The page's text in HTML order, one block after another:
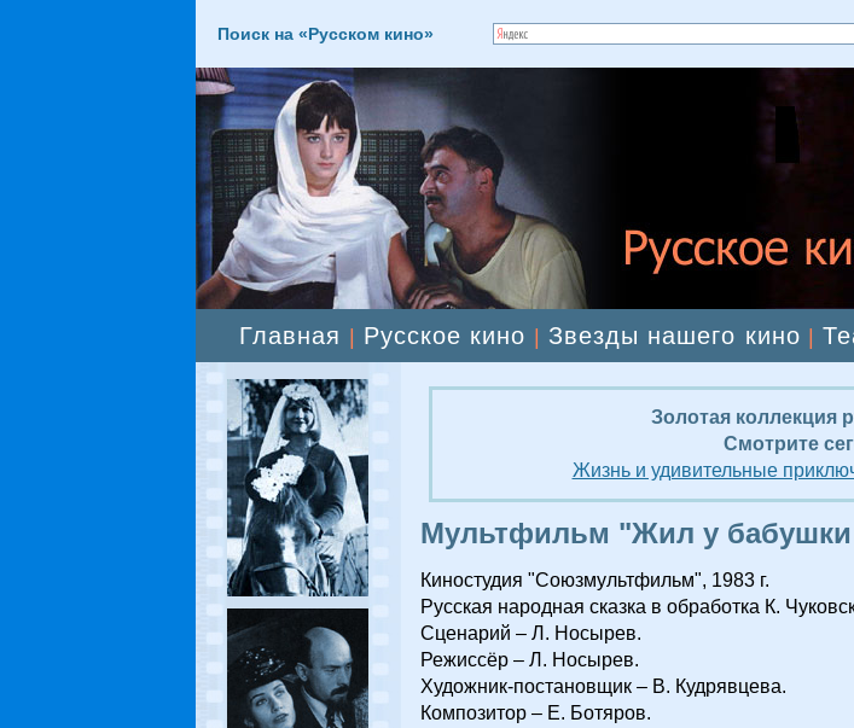
Поиск на «Русском кино»
Главная Русское кино Звезды нашего кино |
Золотая коллекция
Смотрите
Жизнь и удивительные
Мультфильм "Жил у бабушки
Киностудия "Союзмультфильм", 1983 г.
Русская народная сказка в обработка К.
Сценарий – Л. Носырев.
Режиссёр – Л. Носырев.
Художник-постановщик – В. Кудрявцева.
Композитор – Е. Ботяров.